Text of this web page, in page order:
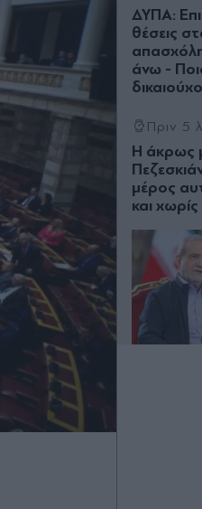
ΔΥΠΑ:
θέσεις
άνω -
Πριν 5
Η άκρως
μέρος
και